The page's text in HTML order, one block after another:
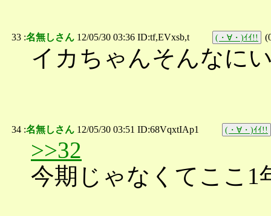
33 :名無しさん 12/05/30 03:36 ID:tf,EVxsb,t (・∀・)ｲｲ!! (
イカちゃんそんなに
34 :名無しさん 12/05/30 03:51 ID:68VqxtIAp1 (・∀・)ｲｲ!!
>>32
今期じゃなくてここ1